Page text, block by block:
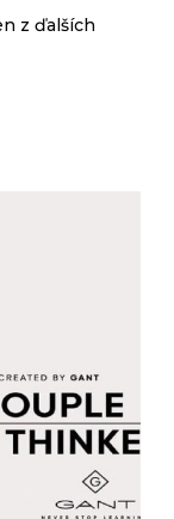
z ďalších